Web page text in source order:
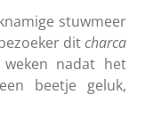
stuwmeer
ditcharca
nadat het
beetje geluk,